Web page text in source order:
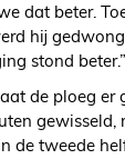
dat beter.
hij
stond beter.”
de ploeg er
de tweede